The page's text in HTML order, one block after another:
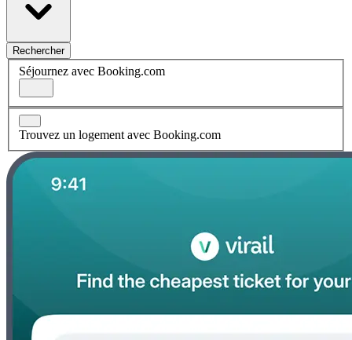
Rechercher
Séjournez avec Booking.com
Trouvez un logement avec Booking.com